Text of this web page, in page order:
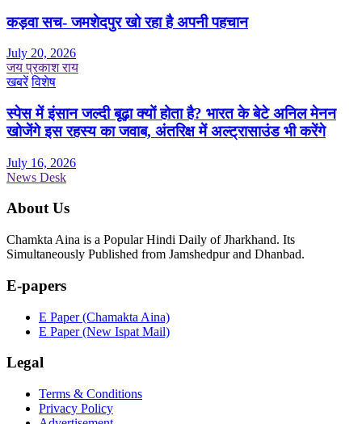
कड़वा सच- जमशेदपुर खो रहा है अपनी पहचान
July 20, 2026
जय प्रकाश राय
खबरें विशेष
स्पेस में इंसान जल्दी बूढ़ा क्यों होता है? भारत के बेटे अनिल मेनन
खोजेंगे इस रहस्य का जवाब, अंतरिक्ष में अल्ट्रासाउंड भी करेंगे
July 16, 2026
News Desk
About Us
Chamkta Aina is a Popular Hindi Daily of Jharkhand. Its
Simultaneously Published from Jamshedpur and Dhanbad.
E-papers
E Paper (Chamakta Aina)
E Paper (New Ispat Mail)
Legal
Terms & Conditions
Privacy Policy